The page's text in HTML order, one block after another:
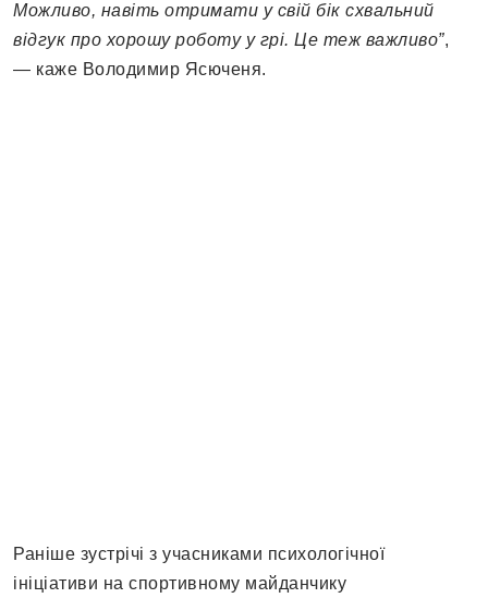
Можливо, навіть отримати у свій бік схвальний
відгук про хорошу роботу у грі. Це теж важливо”,
— каже Володимир Ясюченя.
Раніше зустрічі з учасниками психологічної
ініціативи на спортивному майданчику